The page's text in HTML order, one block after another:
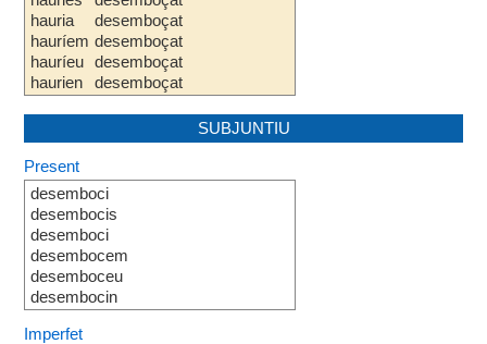
hauria
hauríem
hauríeu
haurien
desemboçat
desemboçat
desemboçat
desemboçat
SUBJUNTIU
Present
desemboci
desembocis
desemboci
desembocem
desemboceu
desembocin
Imperfet